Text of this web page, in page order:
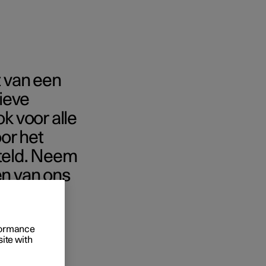
bestellen
een
voor alle
het
Neem
van ons
with